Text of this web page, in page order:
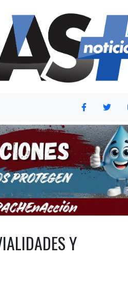
Y